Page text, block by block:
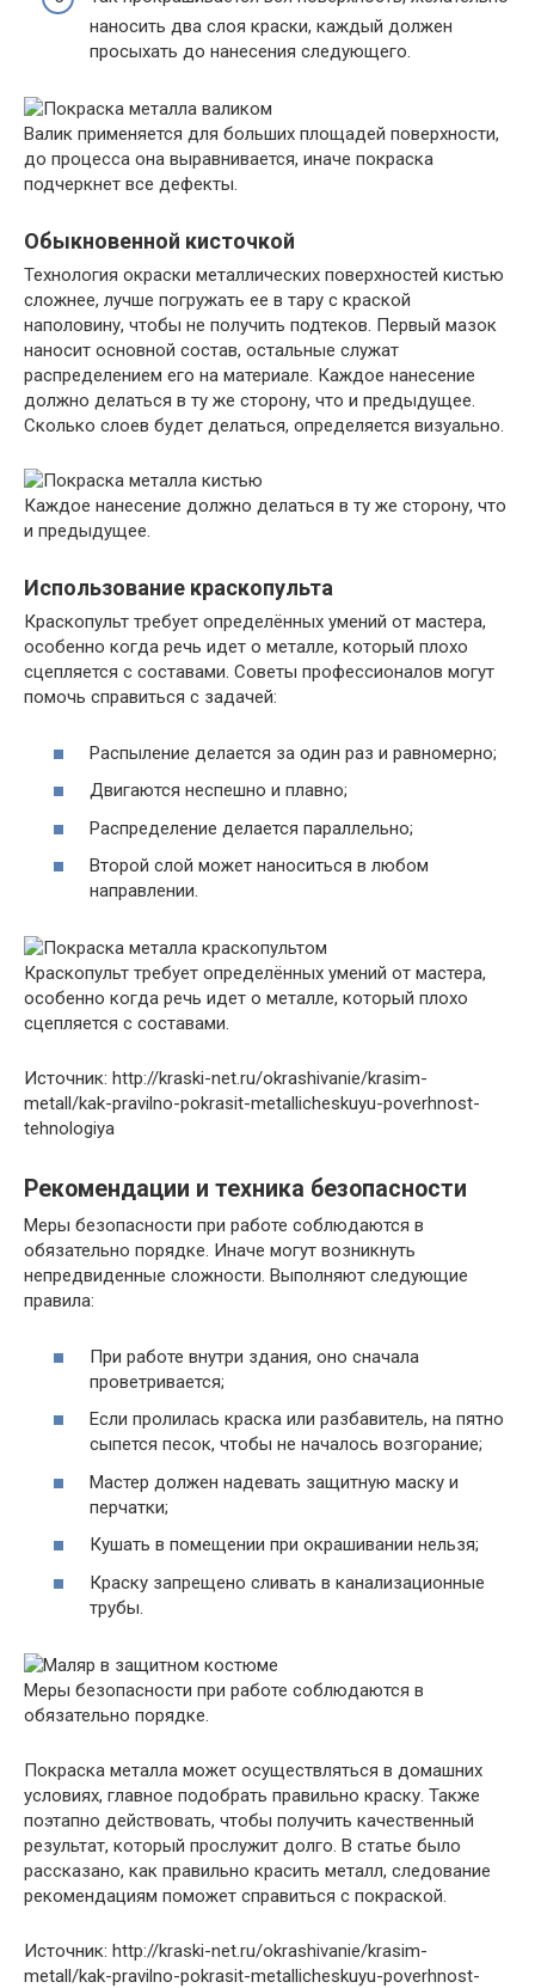
наносить два слоя краски, каждый должен
просыхать до нанесения следующего.
Валик применяется для больших площадей поверхности,
до процесса она выравнивается, иначе покраска
подчеркнет все дефекты.
Обыкновенной кисточкой
Технология окраски металлических поверхностей кистью
сложнее, лучше погружать ее в тару с краской
наполовину, чтобы не получить подтеков. Первый мазок
наносит основной состав, остальные служат
распределением его на материале. Каждое нанесение
должно делаться в ту же сторону, что и предыдущее.
Сколько слоев будет делаться, определяется визуально.
Каждое нанесение должно делаться в ту же сторону, что
и предыдущее.
Использование краскопульта
Краскопульт требует определённых умений от мастера,
особенно когда речь идет о металле, который плохо
сцепляется с составами. Советы профессионалов могут
помочь справиться с задачей:
Распыление делается за один раз и равномерно;
Двигаются неспешно и плавно;
Распределение делается параллельно;
Второй слой может наноситься в любом
направлении.
Краскопульт требует определённых умений от мастера,
особенно когда речь идет о металле, который плохо
сцепляется с составами.
Источник: http://kraski-net.ru/okrashivanie/krasim-
metall/kak-pravilno-pokrasit-metallicheskuyu-poverhnost-
tehnologiya
Рекомендации и техника безопасности
Меры безопасности при работе соблюдаются в
обязательно порядке. Иначе могут возникнуть
непредвиденные сложности. Выполняют следующие
правила:
При работе внутри здания, оно сначала
проветривается;
Если пролилась краска или разбавитель, на пятно
сыпется песок, чтобы не началось возгорание;
Мастер должен надевать защитную маску и
перчатки;
Кушать в помещении при окрашивании нельзя;
Краску запрещено сливать в канализационные
трубы.
Меры безопасности при работе соблюдаются в
обязательно порядке.
Покраска металла может осуществляться в домашних
условиях, главное подобрать правильно краску. Также
поэтапно действовать, чтобы получить качественный
результат, который прослужит долго. В статье было
рассказано, как правильно красить металл, следование
рекомендациям поможет справиться с покраской.
Источник: http://kraski-net.ru/okrashivanie/krasim-
metall/kak-pravilno-pokrasit-metallicheskuyu-poverhnost-